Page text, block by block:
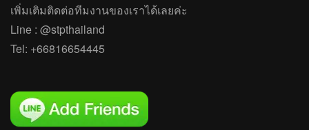
เพิ่มเติมติดต่อทีมงานของเราได้เลยค่ะ
Line : @stpthailand
Tel: +66816654445